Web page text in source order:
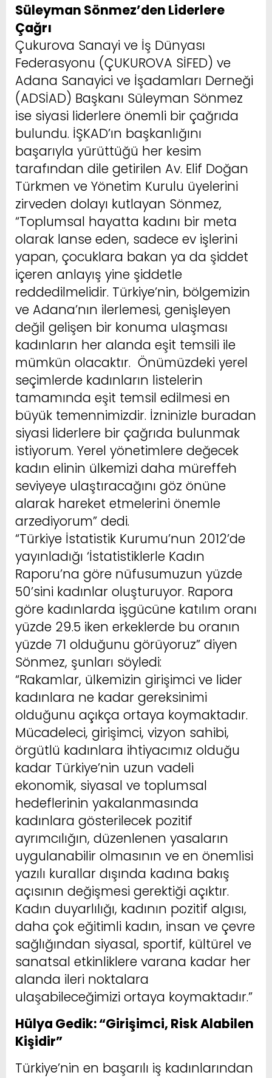
Süleyman Sönmez’den Liderlere
Çağrı
Çukurova Sanayi ve İş Dünyası
Federasyonu (ÇUKUROVA SİFED) ve
Adana Sanayici ve İşadamları Derneği
(ADSİAD) Başkanı Süleyman Sönmez
ise siyasi liderlere önemli bir çağrıda
bulundu. İŞKAD’ın başkanlığını
başarıyla yürüttüğü her kesim
tarafından dile getirilen Av. Elif Doğan
Türkmen ve Yönetim Kurulu üyelerini
zirveden dolayı kutlayan Sönmez,
“Toplumsal hayatta kadını bir meta
olarak lanse eden, sadece ev işlerini
yapan, çocuklara bakan ya da şiddet
içeren anlayış yine şiddetle
reddedilmelidir. Türkiye’nin, bölgemizin
ve Adana’nın ilerlemesi, genişleyen
değil gelişen bir konuma ulaşması
kadınların her alanda eşit temsili ile
mümkün olacaktır. Önümüzdeki yerel
seçimlerde kadınların listelerin
tamamında eşit temsil edilmesi en
büyük temennimizdir. İzninizle buradan
siyasi liderlere bir çağrıda bulunmak
istiyorum. Yerel yönetimlere değecek
kadın elinin ülkemizi daha müreffeh
seviyeye ulaştıracağını göz önüne
alarak hareket etmelerini önemle
arzediyorum” dedi.
“Türkiye İstatistik Kurumu’nun 2012’de
yayınladığı ‘İstatistiklerle Kadın
Raporu’na göre nüfusumuzun yüzde
50’sini kadınlar oluşturuyor. Rapora
göre kadınlarda işgücüne katılım oranı
yüzde 29.5 iken erkeklerde bu oranın
yüzde 71 olduğunu görüyoruz” diyen
Sönmez, şunları söyledi:
“Rakamlar, ülkemizin girişimci ve lider
kadınlara ne kadar gereksinimi
olduğunu açıkça ortaya koymaktadır.
Mücadeleci, girişimci, vizyon sahibi,
örgütlü kadınlara ihtiyacımız olduğu
kadar Türkiye’nin uzun vadeli
ekonomik, siyasal ve toplumsal
hedeflerinin yakalanmasında
kadınlara gösterilecek pozitif
ayrımcılığın, düzenlenen yasaların
uygulanabilir olmasının ve en önemlisi
yazılı kurallar dışında kadına bakış
açısının değişmesi gerektiği açıktır.
Kadın duyarlılığı, kadının pozitif algısı,
daha çok eğitimli kadın, insan ve çevre
sağlığından siyasal, sportif, kültürel ve
sanatsal etkinliklere varana kadar her
alanda ileri noktalara
ulaşabileceğimizi ortaya koymaktadır.”
Hülya Gedik: “Girişimci, Risk Alabilen
Kişidir”
Türkiye’nin en başarılı iş kadınlarından